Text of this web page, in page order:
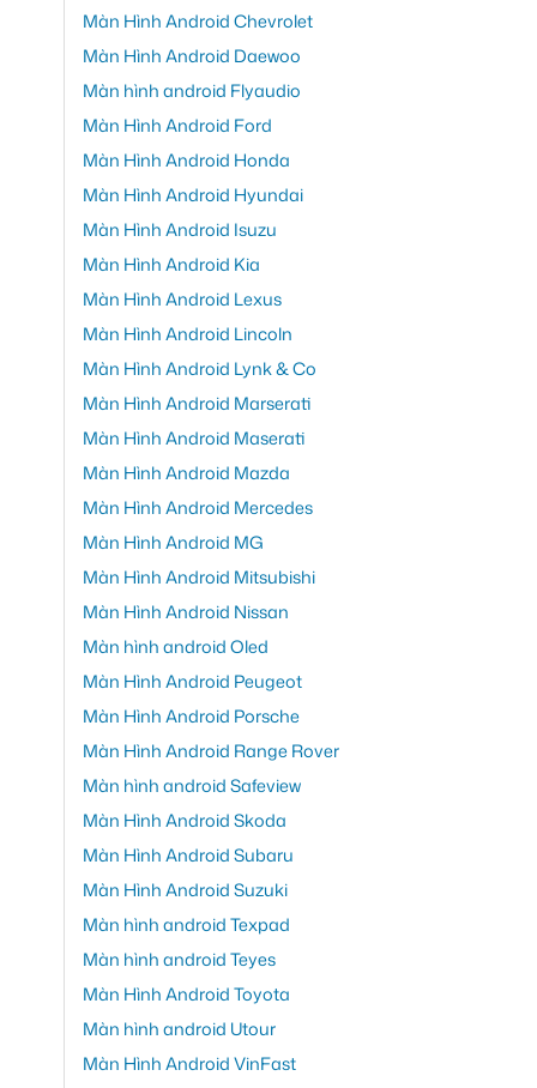
Màn Hình Android Chevrolet
Màn Hình Android Daewoo
Màn hình android Flyaudio
Màn Hình Android Ford
Màn Hình Android Honda
Màn Hình Android Hyundai
Màn Hình Android Isuzu
Màn Hình Android Kia
Màn Hình Android Lexus
Màn Hình Android Lincoln
Màn Hình Android Lynk & Co
Màn Hình Android Marserati
Màn Hình Android Maserati
Màn Hình Android Mazda
Màn Hình Android Mercedes
Màn Hình Android MG
Màn Hình Android Mitsubishi
Màn Hình Android Nissan
Màn hình android Oled
Màn Hình Android Peugeot
Màn Hình Android Porsche
Màn Hình Android Range Rover
Màn hình android Safeview
Màn Hình Android Skoda
Màn Hình Android Subaru
Màn Hình Android Suzuki
Màn hình android Texpad
Màn hình android Teyes
Màn Hình Android Toyota
Màn hình android Utour
Màn Hình Android VinFast